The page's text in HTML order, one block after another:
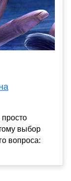
выбор
вопроса: